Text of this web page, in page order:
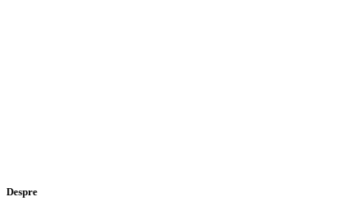
Despre